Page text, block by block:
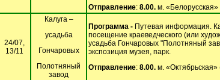
Отправление: 8.00. м. «Белорусская»
24/07,
13/11
Калуга –
усадьба
Гончаровых
Полотняный
завод
Программа - Путевая информация.
посещение краеведческого (или
усадьба Гончаровых "Полотняный
экспозиция музея, парк.
Отправление: 8.00. м. «Октябрьская»